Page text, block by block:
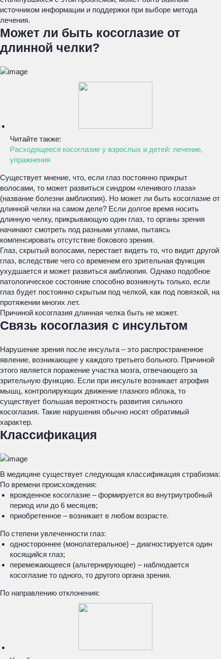
источником информации и поддержки при выборе метода
лечения.
Может ли быть косоглазие от
длинной челки?
Читайте также:
Расходящееся косоглазие у взрослых и детей: лечение,
упражнения
Существует мнение, что, если глаз постоянно прикрыт
волосами, то может развиться синдром «ленивого глаза»
(название болезни амблиопия). Но может ли быть косоглазие от
длинной челки на самом деле? Если долгое время носить
длинную челку, прикрывающую один глаз, то органы зрения
начинают смотреть под разными углами, пытаясь
компенсировать отсутствие бокового зрения.
Глаз, скрытый волосами, перестает видеть то, что видит другой
глаз, вследствие чего со временем его зрительная функция
ухудшается и может развиться амблиопия. Однако подобное
патологическое состояние способно возникнуть только, если
глаз будет постоянно скрытым под челкой, как под повязкой, на
протяжении многих лет.
Причиной косоглазия длинная челка быть не может.
Связь косоглазия с инсультом
Нарушение зрения после инсульта – это распространенное
явление, возникающее у каждого третьего больного. Причиной
этого является поражение участка мозга, отвечающего за
зрительную функцию. Если при инсульте возникает атрофия
мышц, контролирующих движение глазного яблока, то
существует большая вероятность развития сильного
косоглазия. Такие нарушения обычно носят обратимый
характер.
Классификация
В медицине существует следующая классификация страбизма:
По времени происхождения:
врожденное косоглазие – формируется во внутриутробный
период или до 6 месяцев;
приобретенное – возникает в любом возрасте.
По степени увлеченности глаз:
одностороннее (монолатеральное) – диагностируется один
косящийся глаз;
перемежающееся (альтернирующее) – наблюдается
косоглазие то одного, то другого органа зрения.
По направлению отклонения: